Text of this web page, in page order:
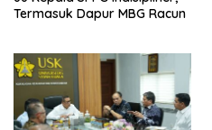
Termasuk Dapur MBG Racun